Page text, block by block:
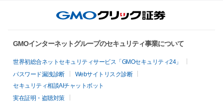
GMOインターネットグループのセキュリティ事業について
世界初総合ネットセキュリティサービス「GMOセキュリティ24」
パスワード漏洩診断
Webサイトリスク診断
セキュリティ相談AIチャットボット
実在証明・盗聴対策